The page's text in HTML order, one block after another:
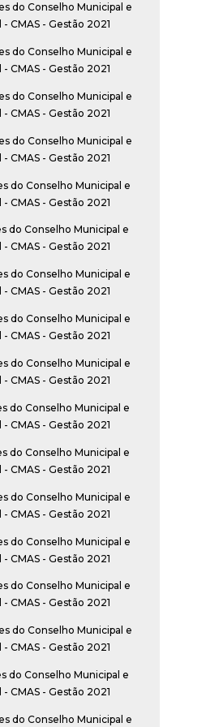
do Conselho Municipal e
CMAS - Gestão 2021
do Conselho Municipal e
CMAS - Gestão 2021
do Conselho Municipal e
CMAS - Gestão 2021
do Conselho Municipal e
CMAS - Gestão 2021
do Conselho Municipal e
CMAS - Gestão 2021
do Conselho Municipal e
CMAS - Gestão 2021
do Conselho Municipal e
CMAS - Gestão 2021
do Conselho Municipal e
CMAS - Gestão 2021
do Conselho Municipal e
CMAS - Gestão 2021
do Conselho Municipal e
CMAS - Gestão 2021
do Conselho Municipal e
CMAS - Gestão 2021
do Conselho Municipal e
CMAS - Gestão 2021
do Conselho Municipal e
CMAS - Gestão 2021
do Conselho Municipal e
CMAS - Gestão 2021
do Conselho Municipal e
CMAS - Gestão 2021
do Conselho Municipal e
CMAS - Gestão 2021
do Conselho Municipal e